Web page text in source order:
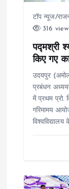
टॉप न्यूज/
316
पद्मश्री
किए गए
उदयपुर
प्रबंधन अध्ययन
में प्रथम प्रो.
गरिमामय
विश्वविद्यालय